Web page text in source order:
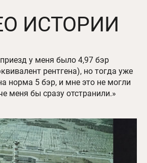
ИСТОРИИ
у меня было 4,97 бэр
рентгена), но тогда уже
норма 5 бэр, и мне это не могли
меня бы сразу отстранили.»